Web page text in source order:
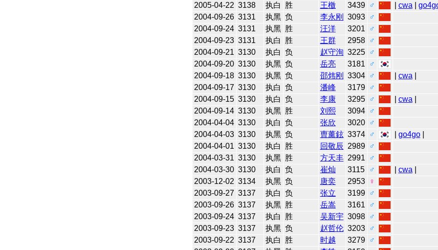
2005-04-22 3138 执白 胜 王檄 3439 ♂ cwa
2004-09-26 3131 执黑 负 李永刚 3093
♂
2004-09-24 3131 执黑 胜 汪洋 3201
♂
2004-09-23 3131 执白 胜 王群 2958
♂
2004-09-21 3130 执白 负 赵守洵 3225
♂
2004-09-20 3130 执黑 负 岳亮 3181
♂
2004-09-18 3130 执黑 负 邵炜刚 3304 ♂ cwa
2004-09-17 3130 执白 负 潘峰 3179
♂
2004-09-15 3130 执白 负 李康 3295 ♂ cwa
2004-09-14 3130 执黑 胜 刘熙 3094
♂
2004-04-04 3130 执白 负 张欣 3020
♂
2004-04-03 3130 执黑 负 曺薰鉉 3374 ♂ go4go|
2004-04-01 3130 执白 胜 回敬辰 2989
♂
2004-03-31 3130 执黑 胜 方天丰 2991
♂
2004-03-30 3130 执白 负 崔灿 3115 ♂ cwa
2003-12-02 3134 执黑 负 唐奕 2953
♀
2003-09-27 3137 执白 负 张立 3199
♂
2003-09-26 3137 执黑 胜 岳嵩 3161
♂
2003-09-24 3137 执白 胜 吴新宇 3098
♂
2003-09-23 3137 执黑 负 赵哲伦 3203
♂
2003-09-22 3137 执白 胜 时越 3279
♂